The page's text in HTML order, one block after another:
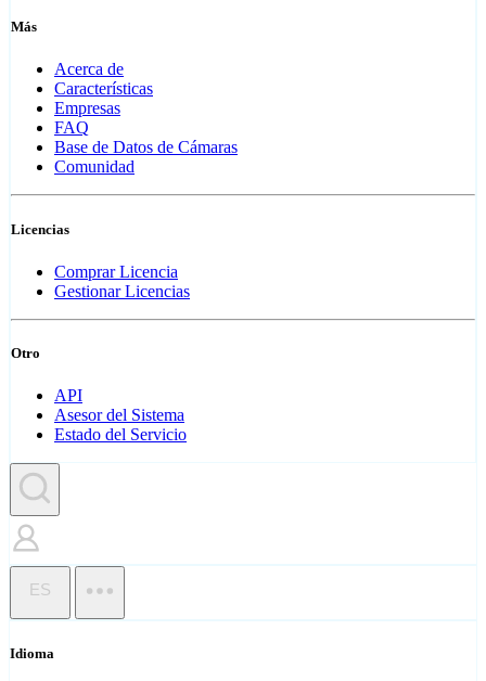
Más
Acerca de
Características
Empresas
FAQ
Base de Datos de Cámaras
Comunidad
Licencias
Comprar Licencia
Gestionar Licencias
Otro
API
Asesor del Sistema
Estado del Servicio
ES
Idioma